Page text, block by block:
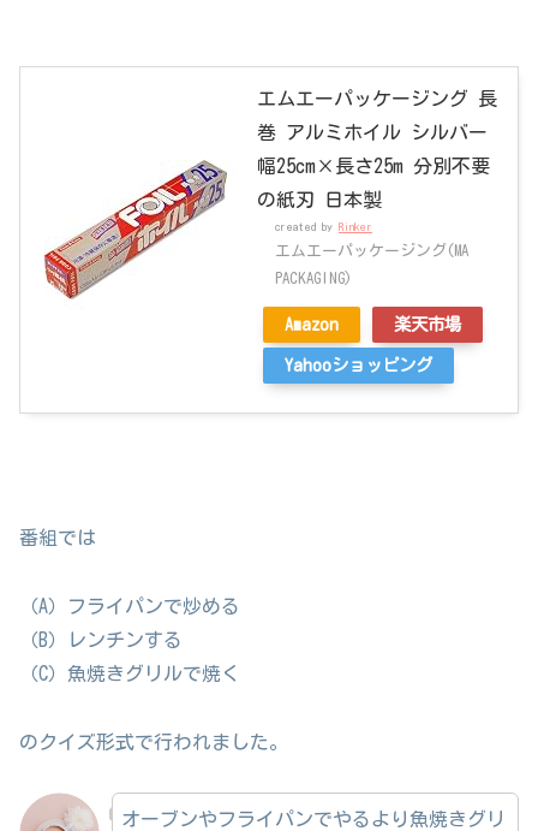
エムエーパッケージング 長
巻 アルミホイル シルバー
幅25cm×長さ25m 分別不要
の紙刃 日本製
created by Rinker
エムエーパッケージング(MA
PACKAGING)
Amazon 楽天市場
Yahooショッピング
番組では
（A）フライパンで炒める
（B）レンチンする
（C）魚焼きグリルで焼く
のクイズ形式で行われました。
オーブンやフライパンでやるより魚焼きグリ